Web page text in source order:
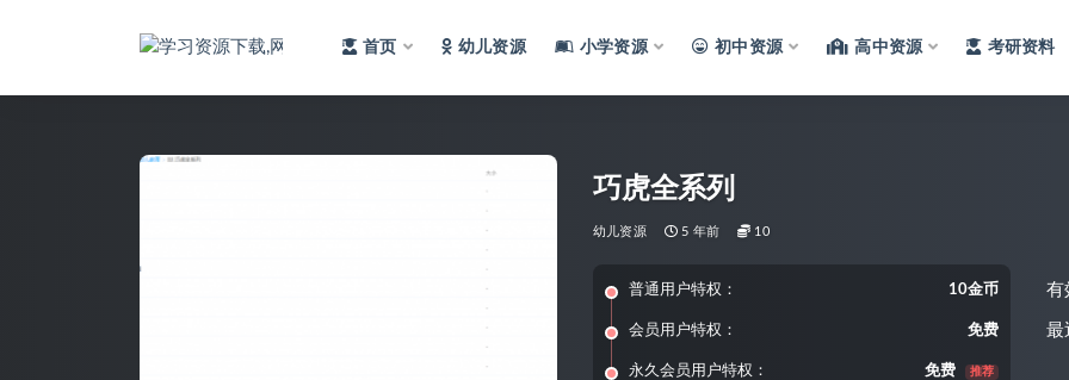
首页 幼儿资源 小学资源 初中资源 高中资源 考研资料
巧虎全系列
幼儿资源 5 年前 10
普通用户特权： 10金币
会员用户特权： 免费
永久会员用户特权： 免费 推荐
有
最